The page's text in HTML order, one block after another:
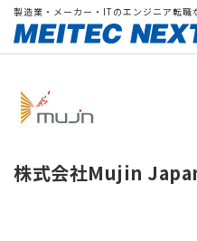
製造業・メーカー・ITのエンジニア転職
株式会社Mujin